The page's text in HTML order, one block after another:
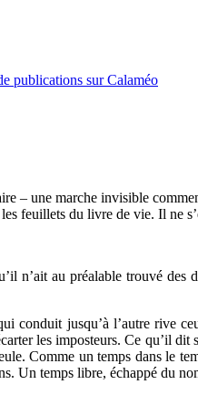
publications sur Calaméo
– une marche invisible
feuillets du livre de vie. Il ne
n’ait au préalable trouvé
conduit jusqu’à l’autre rive
les imposteurs. Ce qu’il
Comme un temps dans le
Un temps libre, échappé du